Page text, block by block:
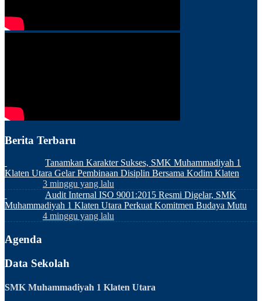
Berita Terbaru
Tanamkan Karakter Sukses, SMK Muhammadiyah 1
Klaten Utara Gelar Pembinaan Disiplin Bersama Kodim Klaten
3 minggu yang lalu
Audit Internal ISO 9001:2015 Resmi Digelar, SMK
Muhammadiyah 1 Klaten Utara Perkuat Komitmen Budaya Mutu
4 minggu yang lalu
Agenda
Data Sekolah
SMK Muhammadiyah 1 Klaten Utara